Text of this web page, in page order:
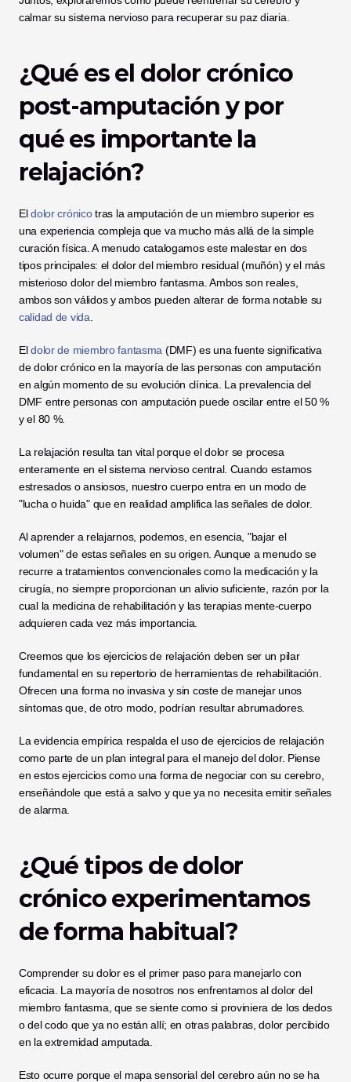
calmar su sistema nervioso para recuperar su paz diaria.
¿Qué es el dolor crónico
post-amputación y por
qué es importante la
relajación?
El dolor crónico tras la amputación de un miembro superior es
una experiencia compleja que va mucho más allá de la simple
curación física. A menudo catalogamos este malestar en dos
tipos principales: el dolor del miembro residual (muñón) y el más
misterioso dolor del miembro fantasma. Ambos son reales,
calidad de vida
El dolor de miembro fantasma (DMF) es una fuente significativa
de dolor crónico en la mayoría de las personas con amputación
en algún momento de su evolución clínica. La prevalencia del
DMF entre personas con amputación puede oscilar entre el 50 %
y el 80 %.
La relajación resulta tan vital porque el dolor se procesa
enteramente en el sistema nervioso central. Cuando estamos
estresados o ansiosos, nuestro cuerpo entra en un modo de
"lucha o huida" que en realidad amplifica las señales de dolor.
Al aprender a relajarnos, podemos, en esencia, "bajar el
volumen" de estas señales en su origen. Aunque a menudo se
recurre a tratamientos convencionales como la medicación y la
cirugía, no siempre proporcionan un alivio suficiente, razón por la
cual la medicina de rehabilitación y las terapias mente-cuerpo
adquieren cada vez más importancia.
Creemos que los ejercicios de relajación deben ser un pilar
fundamental en su repertorio de herramientas de rehabilitación.
Ofrecen una forma no invasiva y sin coste de manejar unos
síntomas que, de otro modo, podrían resultar abrumadores.
La evidencia empírica respalda el uso de ejercicios de relajación
como parte de un plan integral para el manejo del dolor. Piense
en estos ejercicios como una forma de negociar con su cerebro,
enseñándole que está a salvo y que ya no necesita emitir señales
de alarma.
¿Qué tipos de dolor
crónico experimentamos
de forma habitual?
Comprender su dolor es el primer paso para manejarlo con
eficacia. La mayoría de nosotros nos enfrentamos al dolor del
miembro fantasma, que se siente como si proviniera de los dedos
o del codo que ya no están allí; en otras palabras, dolor percibido
en la extremidad amputada.
Esto ocurre porque el mapa sensorial del cerebro aún no se ha